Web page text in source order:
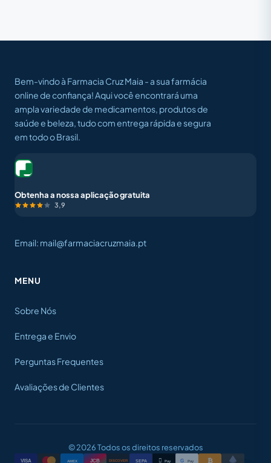
Bem-vindo à Farmacia Cruz Maia - a sua farmácia
online de confiança! Aqui você encontrará uma
ampla variedade de medicamentos, produtos de
saúde e beleza, tudo com entrega rápida e segura
em todo o Brasil.
Obtenha a nossa aplicação gratuita
3,9
Email: mail@farmaciacruzmaia.pt
MENU
Sobre Nós
Entrega e Envio
Perguntas Frequentes
Avaliações de Clientes
© 2026 Todos os direitos reservados
VISA AMEX JCB DISCOVER SEPA  Pay G Pay ₿